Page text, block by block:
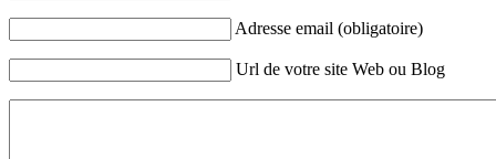
Adresse email (obligatoire)
Url de votre site Web ou Blog